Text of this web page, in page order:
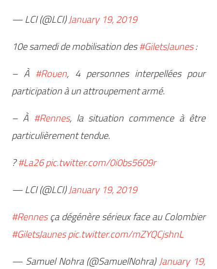
— LCI (@LCI)January 19, 2019
10e samedi de mobilisation des#GiletsJaunes:
– À #Rouen, 4 personnes interpellées pour
participation à un attroupement armé.
– À #Rennes, la situation commence à être
particulièrement tendue.
?#La26pic.twitter.com/0i0bs5609r
— LCI (@LCI)January 19, 2019
#Rennesça dégénère sérieux face au Colombier
#GiletsJaunespic.twitter.com/mZYQCjshnL
— Samuel Nohra (@SamuelNohra)January 19,